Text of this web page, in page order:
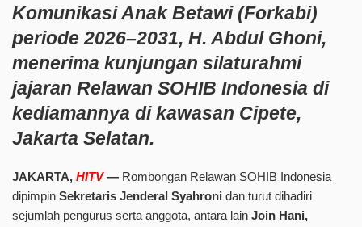
Komunikasi Anak Betawi (Forkabi)
periode 2026–2031, H. Abdul Ghoni,
menerima kunjungan silaturahmi
jajaran Relawan SOHIB Indonesia di
kediamannya di kawasan Cipete,
Jakarta Selatan.
JAKARTA, HITV— Rombongan Relawan SOHIB Indonesia
dipimpin Sekretaris Jenderal Syahroni dan turut dihadiri
sejumlah pengurus serta anggota, antara lain Join Hani,